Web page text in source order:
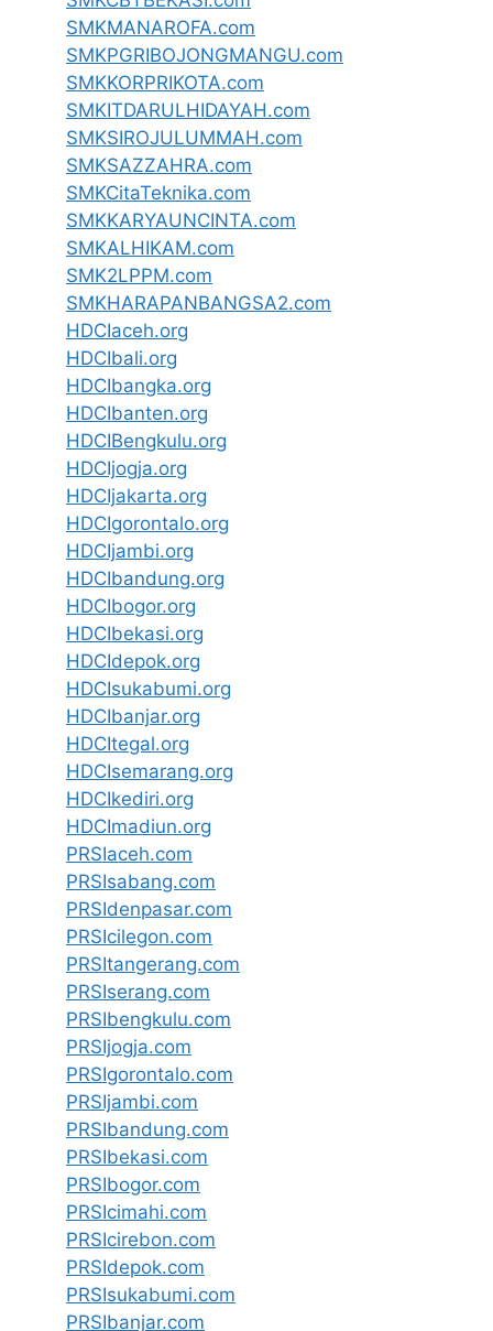
SMKMANAROFA.com
SMKPGRIBOJONGMANGU.com
SMKKORPRIKOTA.com
SMKITDARULHIDAYAH.com
SMKSIROJULUMMAH.com
SMKSAZZAHRA.com
SMKCitaTeknika.com
SMKKARYAUNCINTA.com
SMKALHIKAM.com
SMK2LPPM.com
SMKHARAPANBANGSA2.com
HDCIaceh.org
HDCIbali.org
HDCIbangka.org
HDCIbanten.org
HDCIBengkulu.org
HDCIjogja.org
HDCIjakarta.org
HDCIgorontalo.org
HDCIjambi.org
HDCIbandung.org
HDCIbogor.org
HDCIbekasi.org
HDCIdepok.org
HDCIsukabumi.org
HDCIbanjar.org
HDCItegal.org
HDCIsemarang.org
HDCIkediri.org
HDCImadiun.org
PRSIaceh.com
PRSIsabang.com
PRSIdenpasar.com
PRSIcilegon.com
PRSItangerang.com
PRSIserang.com
PRSIbengkulu.com
PRSIjogja.com
PRSIgorontalo.com
PRSIjambi.com
PRSIbandung.com
PRSIbekasi.com
PRSIbogor.com
PRSIcimahi.com
PRSIcirebon.com
PRSIdepok.com
PRSIsukabumi.com
PRSIbanjar.com